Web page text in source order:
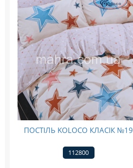
ПОСТІЛЬ KOLOCO КЛАСІК №19
112800